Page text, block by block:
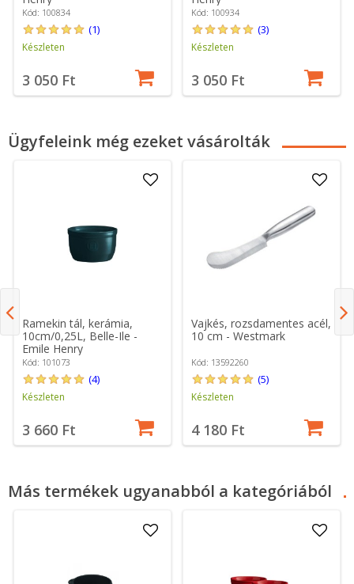
Kód: 100834
(1)
Készleten
3 050 Ft
Kód: 100934
(3)
Készleten
3 050 Ft
Ügyfeleink még ezeket vásárolták
Ramekin tál, kerámia,
10cm/0,25L, Belle-Ile -
Emile Henry
Kód: 101073
(4)
Készleten
3 660 Ft
Vajkés, rozsdamentes acél,
10 cm - Westmark
Kód: 13592260
(5)
Készleten
4 180 Ft
Más termékek ugyanabból a kategóriából